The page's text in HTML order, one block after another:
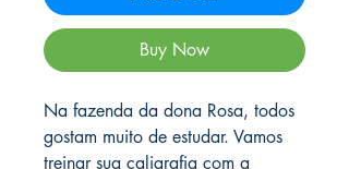
Buy Now
Na fazenda da dona Rosa, todos
gostam muito de estudar. Vamos
treinar sua caligrafia com a